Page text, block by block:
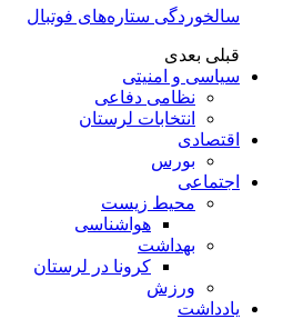
سالخوردگی ستاره‌های فوتبال
قبلی بعدی
سیاسی و امنیتی
نظامی دفاعی
انتخابات لرستان
اقتصادی
بورس
اجتماعی
محیط زیست
هواشناسی
بهداشت
کرونا در لرستان
ورزش
یادداشت